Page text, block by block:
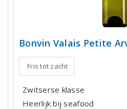
Bonvin Valais Petite
Fris tot zacht
Zwitserse klasse
Heerlijk bij seafood